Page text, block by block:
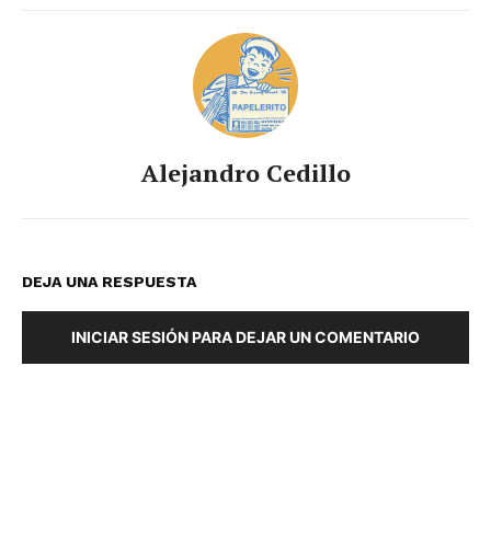
Alejandro Cedillo
DEJA UNA RESPUESTA
INICIAR SESIÓN PARA DEJAR UN COMENTARIO